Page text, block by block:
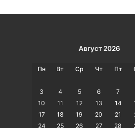
Август 2026
Пн Вт Ср Чт Пт
3
4 5 6 7
10
11 12 13 14
17
18 19 20 21
24
25 26 27 28